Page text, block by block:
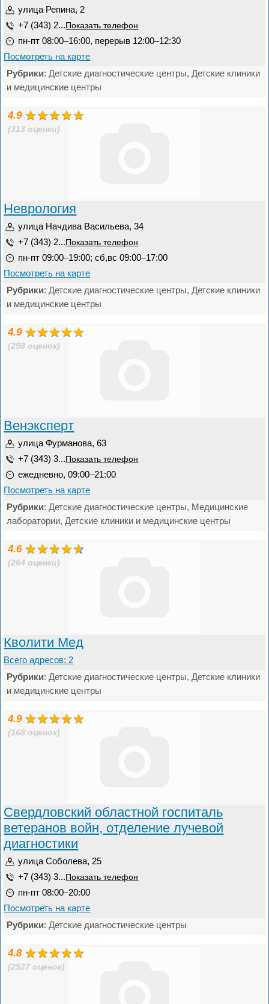
улица Репина, 2
+7 (343) 2... Показать телефон
пн-пт 08:00–16:00, перерыв 12:00–12:30
Посмотреть на карте
Рубрики: Детские диагностические центры, Детские клиники
и медицинские центры
4.9
(313 оценки)
Неврология
улица Начдива Васильева, 34
+7 (343) 2... Показать телефон
пн-пт 09:00–19:00; сб,вс 09:00–17:00
Посмотреть на карте
Рубрики: Детские диагностические центры, Детские клиники
и медицинские центры
4.9
(298 оценок)
Венэксперт
улица Фурманова, 63
+7 (343) 3... Показать телефон
ежедневно, 09:00–21:00
Посмотреть на карте
Рубрики: Детские диагностические центры, Медицинские
лаборатории, Детские клиники и медицинские центры
4.6
(264 оценки)
Кволити Мед
Всего адресов: 2
Рубрики: Детские диагностические центры, Детские клиники
и медицинские центры
4.9
(168 оценок)
Свердловский областной госпиталь
ветеранов войн, отделение лучевой
диагностики
улица Соболева, 25
+7 (343) 3... Показать телефон
пн-пт 08:00–20:00
Посмотреть на карте
Рубрики: Детские диагностические центры
4.8
(2527 оценок)